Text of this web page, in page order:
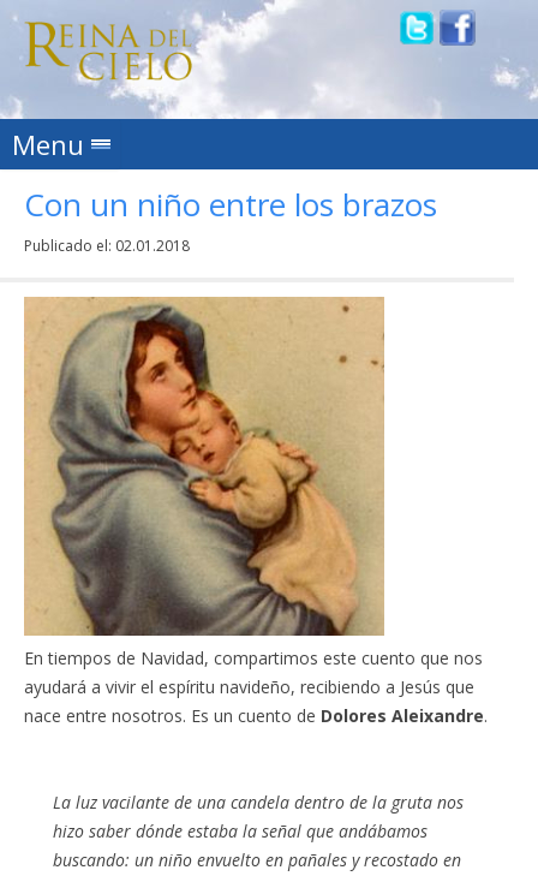
Menu Skip to content
Con un niño entre los brazos
Publicado el: 02.01.2018
En tiempos de Navidad, compartimos este cuento que nos
ayudará a vivir el espíritu navideño, recibiendo a Jesús que
nace entre nosotros. Es un cuento de Dolores Aleixandre.
La luz vacilante de una candela dentro de la gruta nos
hizo saber dónde estaba la señal que andábamos
buscando: un niño envuelto en pañales y recostado en